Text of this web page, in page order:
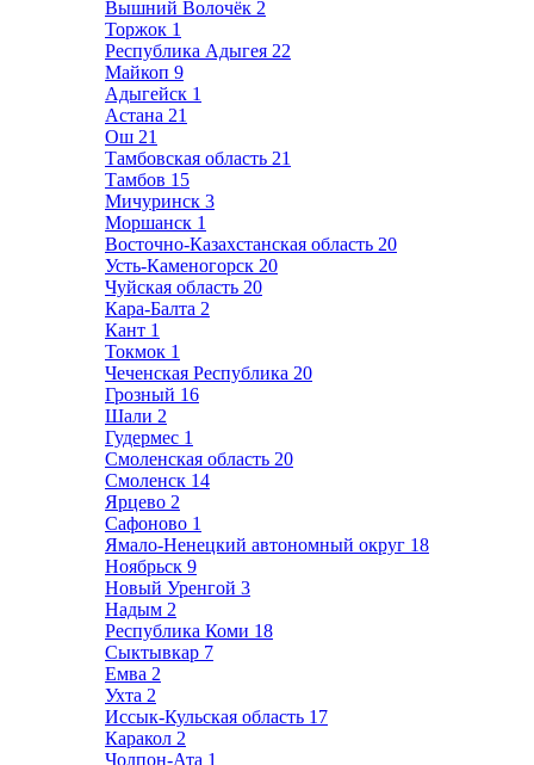
Вышний Волочёк 2
Торжок 1
Республика Адыгея 22
Майкоп 9
Адыгейск 1
Астана 21
Ош 21
Тамбовская область 21
Тамбов 15
Мичуринск 3
Моршанск 1
Восточно-Казахстанская область 20
Усть-Каменогорск 20
Чуйская область 20
Кара-Балта 2
Кант 1
Токмок 1
Чеченская Республика 20
Грозный 16
Шали 2
Гудермес 1
Смоленская область 20
Смоленск 14
Ярцево 2
Сафоново 1
Ямало-Ненецкий автономный округ 18
Ноябрьск 9
Новый Уренгой 3
Надым 2
Республика Коми 18
Сыктывкар 7
Емва 2
Ухта 2
Иссык-Кульская область 17
Каракол 2
Чолпон-Ата 1